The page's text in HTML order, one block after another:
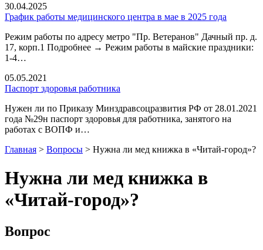
30.04.2025
График работы медицинского центра в мае в 2025 года
Режим работы по адресу метро "Пр. Ветеранов" Дачный пр. д.
17, корп.1 Подробнее → Режим работы в майские праздники:
1-4…
05.05.2021
Паспорт здоровья работника
Нужен ли по Приказу Минздравсоцразвития РФ от 28.01.2021
года №29н паспорт здоровья для работника, занятого на
работах с ВОПФ и…
Главная > Вопросы > Нужна ли мед книжка в «Читай-город»?
Нужна ли мед книжка в
«Читай-город»?
Вопрос